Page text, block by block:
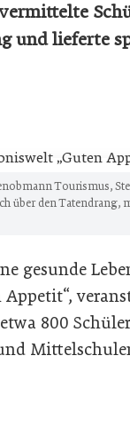
und lieferte
Tourismus,
über den Tatendrang,
gesunde
800